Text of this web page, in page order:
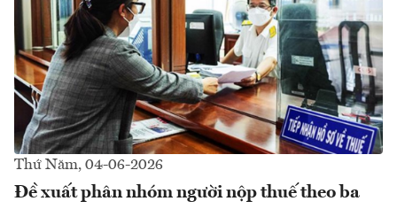
Thứ Năm, 04-06-2026
Đề xuất phân nhóm người nộp thuế theo ba